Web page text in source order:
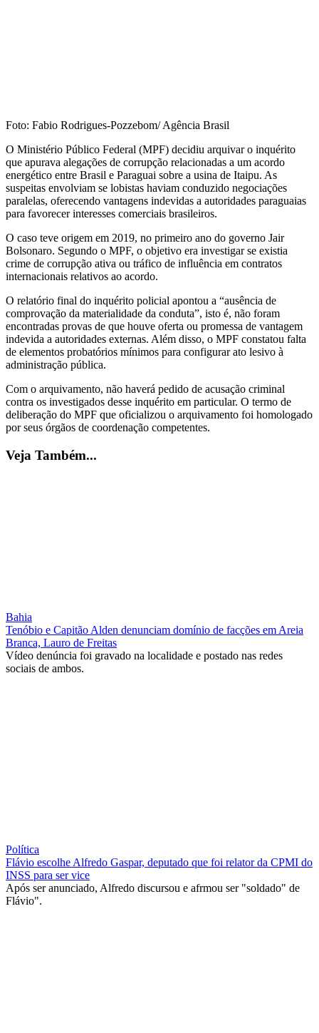
Foto: Fabio Rodrigues-Pozzebom/ Agência Brasil
O Ministério Público Federal (MPF) decidiu arquivar o inquérito
que apurava alegações de corrupção relacionadas a um acordo
energético entre Brasil e Paraguai sobre a usina de Itaipu. As
suspeitas envolviam se lobistas haviam conduzido negociações
paralelas, oferecendo vantagens indevidas a autoridades paraguaias
para favorecer interesses comerciais brasileiros.
O caso teve origem em 2019, no primeiro ano do governo Jair
Bolsonaro. Segundo o MPF, o objetivo era investigar se existia
crime de corrupção ativa ou tráfico de influência em contratos
internacionais relativos ao acordo.
O relatório final do inquérito policial apontou a “ausência de
comprovação da materialidade da conduta”, isto é, não foram
encontradas provas de que houve oferta ou promessa de vantagem
indevida a autoridades externas. Além disso, o MPF constatou falta
de elementos probatórios mínimos para configurar ato lesivo à
administração pública.
Com o arquivamento, não haverá pedido de acusação criminal
contra os investigados desse inquérito em particular. O termo de
deliberação do MPF que oficializou o arquivamento foi homologado
por seus órgãos de coordenação competentes.
Veja Também...
Bahia
Tenóbio e Capitão Alden denunciam domínio de facções em Areia
Branca, Lauro de Freitas
Vídeo denúncia foi gravado na localidade e postado nas redes
sociais de ambos.
Política
Flávio escolhe Alfredo Gaspar, deputado que foi relator da CPMI do
INSS para ser vice
Após ser anunciado, Alfredo discursou e afrmou ser "soldado" de
Flávio".